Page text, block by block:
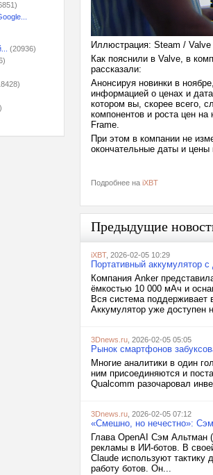
(20936)
Иллюстрация: Steam / Valve
Как пояснили в Valve, в
рассказали:
Анонсируя новинки в
информацией о ценах и
котором вы, скорее всего,
компонентов и роста цен
Frame.
При этом в компании не
окончательные даты и
Подробнее на iXBT
Предыдущие
iXBT, 2026-02-05 10:29
Портативный аккумулятор
Компания Anker
ёмкостью 10 000 мАч и
Вся система
Аккумулятор уже доступен
3Dnews.ru , 2026-02-05 05:05
Рынок смартфонов
Многие аналитики в один
ним присоединяются и
Qualcomm разочаровал
3Dnews.ru , 2026-02-05 07:12
«Смешно, но нечестно»:
Глава OpenAI Сэм Альтман
рекламы в ИИ-ботов. В
Claude используют тактику
работу ботов. Он...